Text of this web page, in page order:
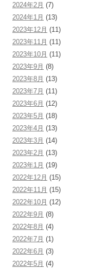
2024年2月 (7)
2024年1月 (13)
2023年12月 (11)
2023年11月 (11)
2023年10月 (11)
2023年9月 (8)
2023年8月 (13)
2023年7月 (11)
2023年6月 (12)
2023年5月 (18)
2023年4月 (13)
2023年3月 (14)
2023年2月 (13)
2023年1月 (19)
2022年12月 (15)
2022年11月 (15)
2022年10月 (12)
2022年9月 (8)
2022年8月 (4)
2022年7月 (1)
2022年6月 (3)
2022年5月 (4)